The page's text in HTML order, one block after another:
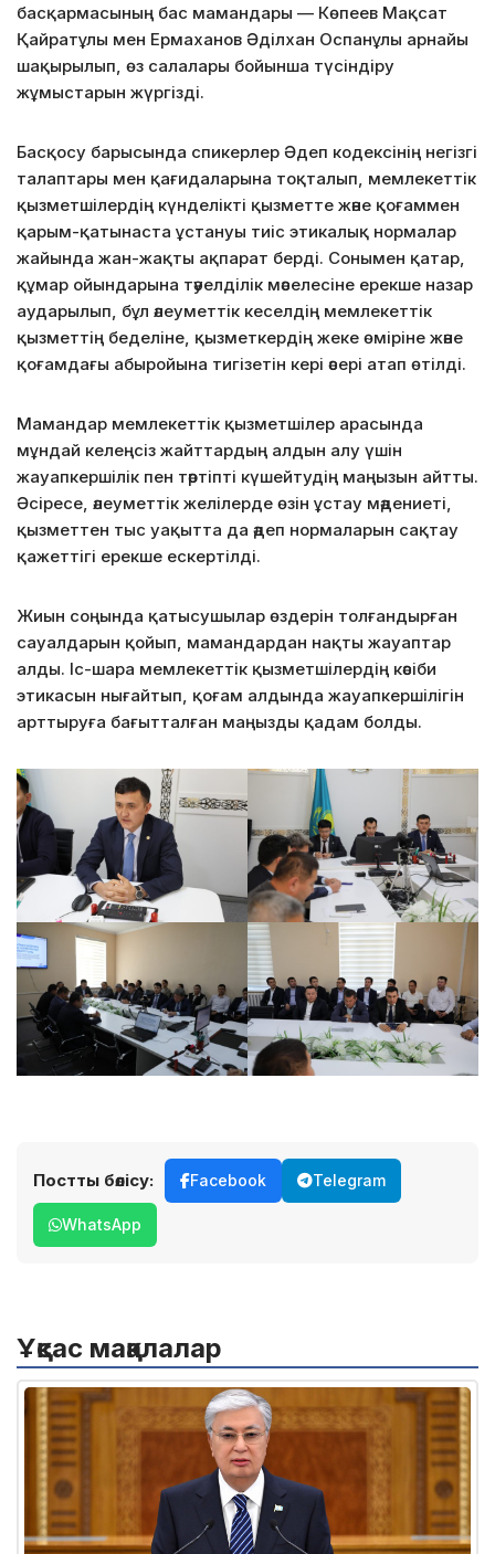
басқармасының бас мамандары — Көпеев Мақсат
Қайратұлы мен Ермаханов Әділхан Оспанұлы арнайы
шақырылып, өз салалары бойынша түсіндіру
жұмыстарын жүргізді.
Басқосу барысында спикерлер Әдеп кодексінің негізгі
талаптары мен қағидаларына тоқталып, мемлекеттік
қызметшілердің күнделікті қызметте және қоғаммен
қарым-қатынаста ұстануы тиіс этикалық нормалар
жайында жан-жақты ақпарат берді. Сонымен қатар,
құмар ойындарына тәуелділік мәселесіне ерекше назар
аударылып, бұл әлеуметтік кеселдің мемлекеттік
қызметтің беделіне, қызметкердің жеке өміріне және
қоғамдағы абыройына тигізетін кері әсері атап өтілді.
Мамандар мемлекеттік қызметшілер арасында
мұндай келеңсіз жайттардың алдын алу үшін
жауапкершілік пен тәртіпті күшейтудің маңызын айтты.
Әсіресе, әлеуметтік желілерде өзін ұстау мәдениеті,
қызметтен тыс уақытта да әдеп нормаларын сақтау
қажеттігі ерекше ескертілді.
Жиын соңында қатысушылар өздерін толғандырған
сауалдарын қойып, мамандардан нақты жауаптар
алды. Іс-шара мемлекеттік қызметшілердің кәсіби
этикасын нығайтып, қоғам алдында жауапкершілігін
арттыруға бағытталған маңызды қадам болды.
Постты бөлісу: Facebook Telegram
WhatsApp
Ұқсас мақалалар